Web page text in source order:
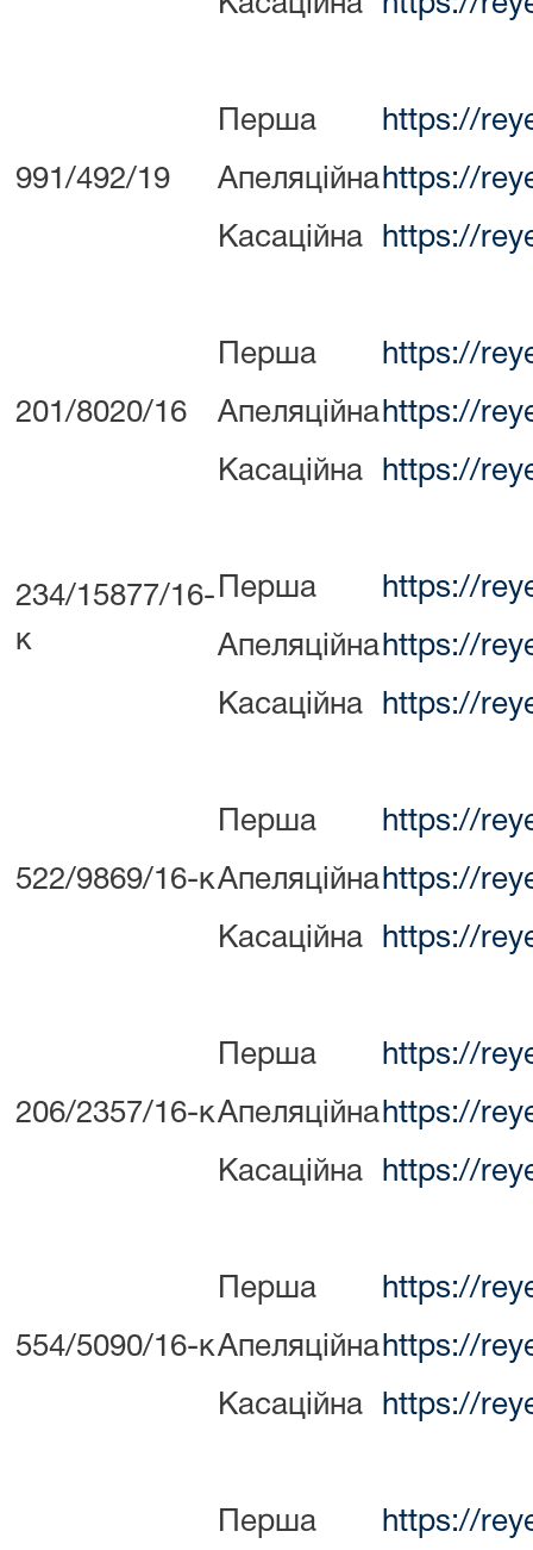
991/492/19
Перша https://
Апеляційна https://
Касаційна https://
201/8020/16
Перша https://
Апеляційна https://
Касаційна https://
234/15877/16-
к
Перша https://
Апеляційна https://
Касаційна https://
522/9869/16-к
Перша https://
Апеляційна https://
Касаційна https://
206/2357/16-к
Перша https://
Апеляційна https://
Касаційна https://
554/5090/16-к
Перша https://
Апеляційна https://
Касаційна https://
Перша https://